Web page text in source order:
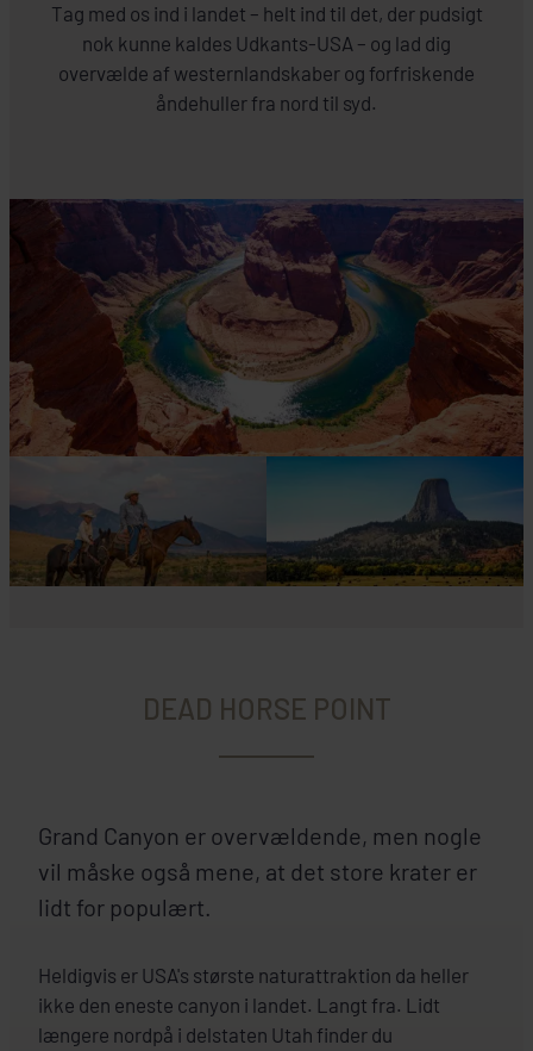
Tag med os ind i landet – helt ind til det, der pudsigt
nok kunne kaldes Udkants-USA – og lad dig
overvælde af westernlandskaber og forfriskende
åndehuller fra nord til syd.
DEAD HORSE POINT
Grand Canyon er overvældende, men nogle
vil måske også mene, at det store krater er
lidt for populært.
Heldigvis er USA's største naturattraktion da heller
ikke den eneste canyon i landet. Langt fra. Lidt
længere nordpå i delstaten Utah finder du